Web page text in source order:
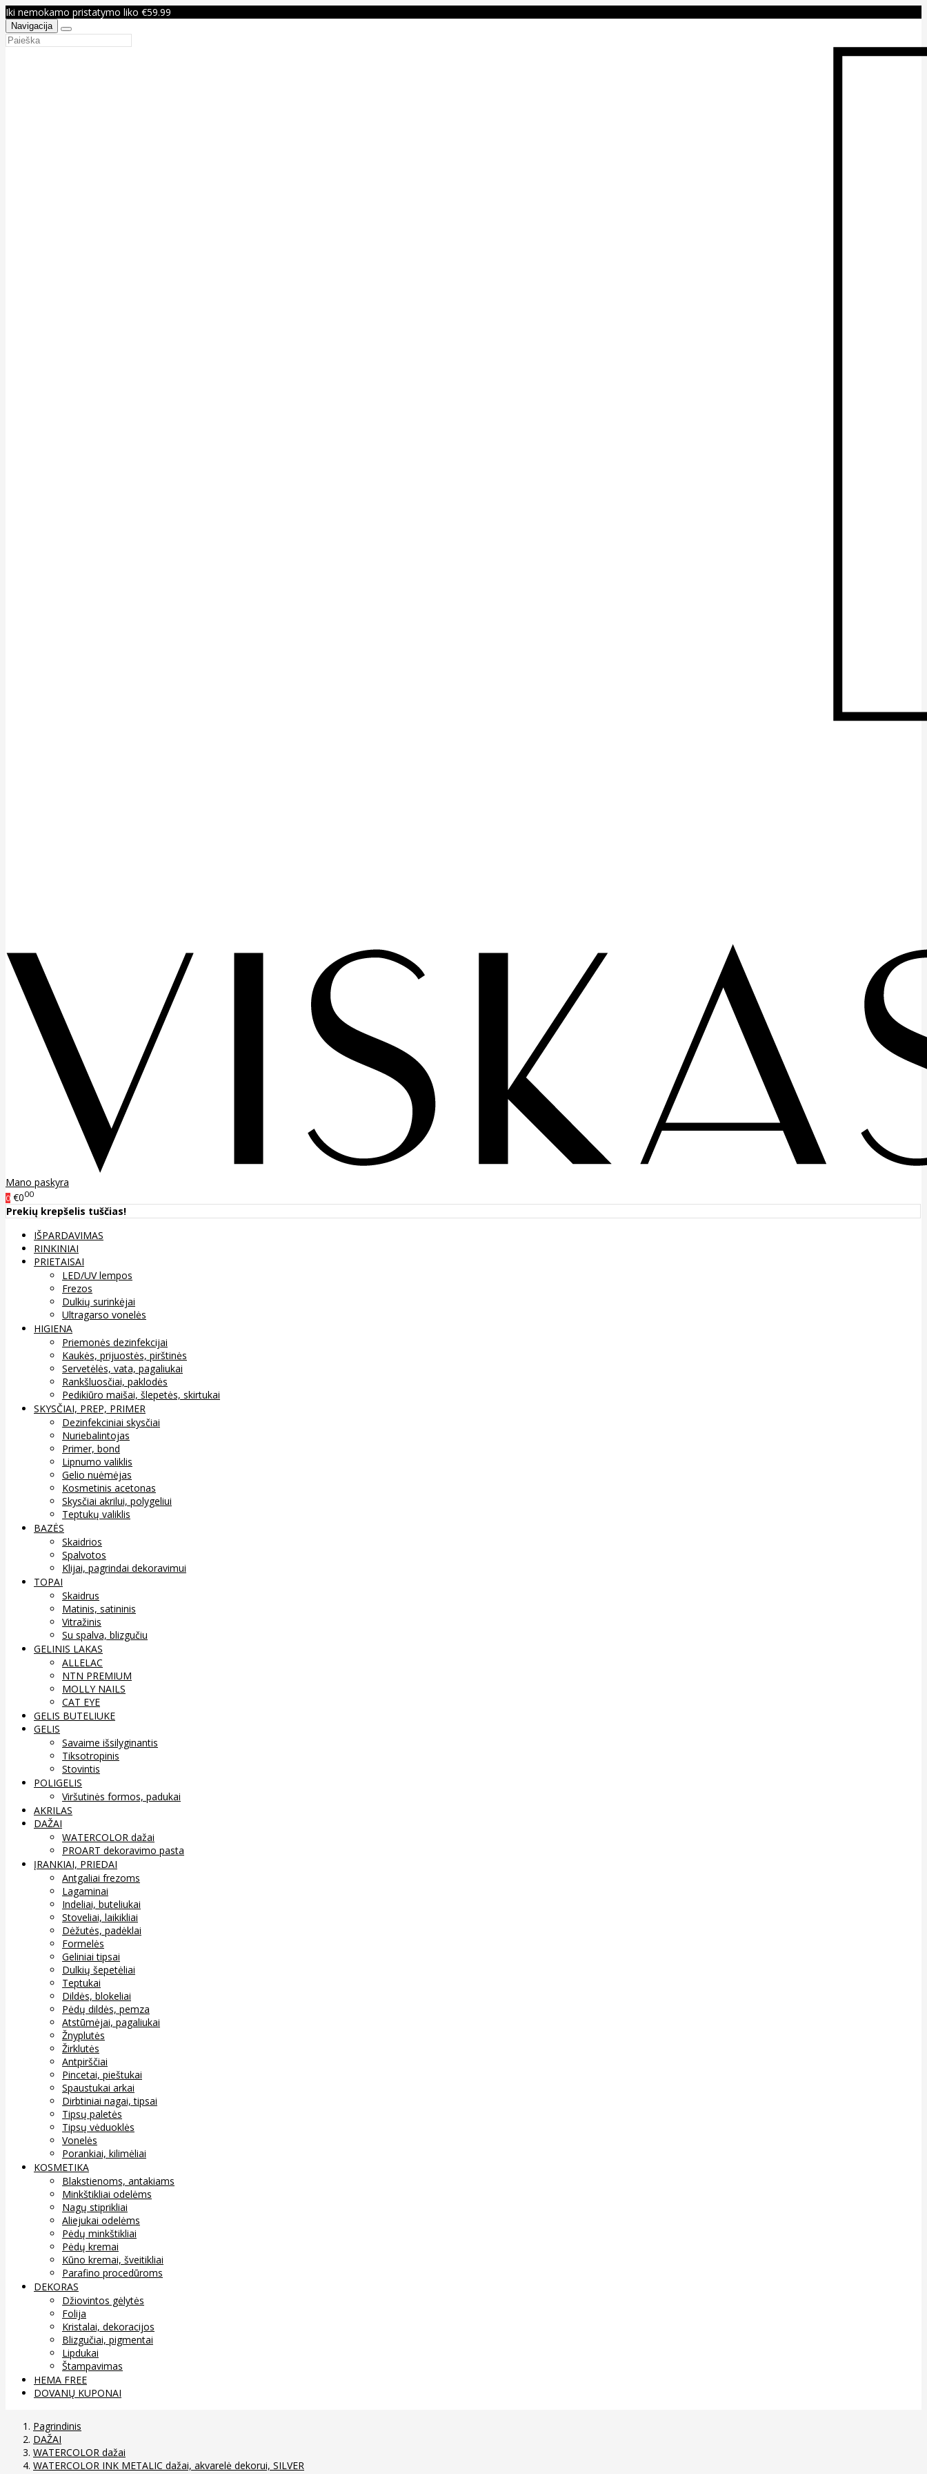
Iki nemokamo pristatymo liko €59.99
Navigacija
Mano paskyra
0 €000
Prekių krepšelis tuščias!
IŠPARDAVIMAS
RINKINIAI
PRIETAISAI
LED/UV lempos
Frezos
Dulkių surinkėjai
Ultragarso vonelės
HIGIENA
Priemonės dezinfekcijai
Kaukės, prijuostės, pirštinės
Servetėlės, vata, pagaliukai
Rankšluosčiai, paklodės
Pedikiūro maišai, šlepetės, skirtukai
SKYSČIAI, PREP, PRIMER
Dezinfekciniai skysčiai
Nuriebalintojas
Primer, bond
Lipnumo valiklis
Gelio nuėmėjas
Kosmetinis acetonas
Skysčiai akrilui, polygeliui
Teptukų valiklis
BAZĖS
Skaidrios
Spalvotos
Klijai, pagrindai dekoravimui
TOPAI
Skaidrus
Matinis, satininis
Vitražinis
Su spalva, blizgučiu
GELINIS LAKAS
ALLELAC
NTN PREMIUM
MOLLY NAILS
CAT EYE
GELIS BUTELIUKE
GELIS
Savaime išsilyginantis
Tiksotropinis
Stovintis
POLIGELIS
Viršutinės formos, padukai
AKRILAS
DAŽAI
WATERCOLOR dažai
PROART dekoravimo pasta
ĮRANKIAI, PRIEDAI
Antgaliai frezoms
Lagaminai
Indeliai, buteliukai
Stoveliai, laikikliai
Dėžutės, padėklai
Formelės
Geliniai tipsai
Dulkių šepetėliai
Teptukai
Dildės, blokeliai
Pėdų dildės, pemza
Atstūmėjai, pagaliukai
Žnyplutės
Žirklutės
Antpirščiai
Pincetai, pieštukai
Spaustukai arkai
Dirbtiniai nagai, tipsai
Tipsų paletės
Tipsų vėduoklės
Vonelės
Porankiai, kilimėliai
KOSMETIKA
Blakstienoms, antakiams
Minkštikliai odelėms
Nagų stiprikliai
Aliejukai odelėms
Pėdų minkštikliai
Pėdų kremai
Kūno kremai, šveitikliai
Parafino procedūroms
DEKORAS
Džiovintos gėlytės
Folija
Kristalai, dekoracijos
Blizgučiai, pigmentai
Lipdukai
Štampavimas
HEMA FREE
DOVANŲ KUPONAI
Pagrindinis
DAŽAI
WATERCOLOR dažai
WATERCOLOR INK METALIC dažai, akvarelė dekorui, SILVER